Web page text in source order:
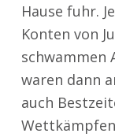
Hause fuhr.
Konten von
schwammen
waren dann
auch